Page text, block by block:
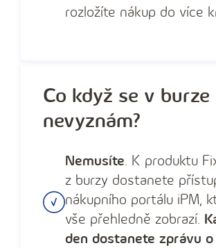
rozložíte nákup do více
Co když se v burze
nevyznám?
Nemusíte. K produktu
z burzy dostanete
nákupního portálu iPM,
vše přehledně zobrazí.
den dostanete zprávu